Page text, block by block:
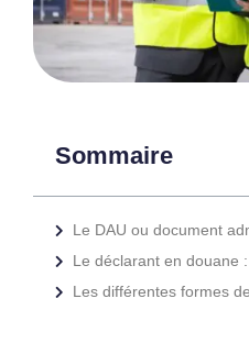
Sommaire
Le DAU ou document
Les différentes formes